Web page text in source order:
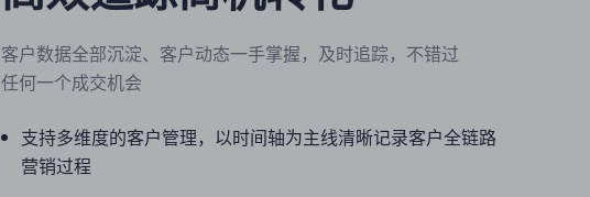
客户数据全部沉淀、客户动态一手掌握，及时追踪，不错过
任何一个成交机会
支持多维度的客户管理，以时间轴为主线清晰记录客户全链路
营销过程